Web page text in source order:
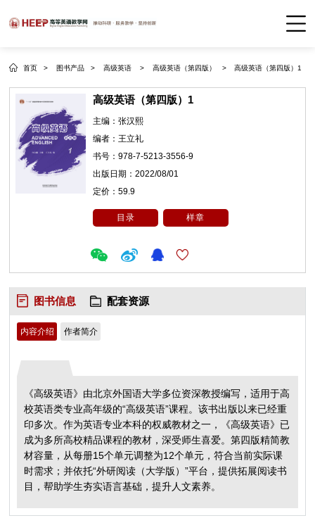
首页 > 图书产品 > 高级英语 > 高级英语（第四版） > 高级英语（第四版）1
高级英语（第四版）1
主编：张汉熙
编者：王立礼
书号：978-7-5213-3556-9
出版日期：2022/08/01
定价：59.9
目录 样章
图书信息 配套资源
内容介绍 作者简介
《高级英语》由北京外国语大学多位资深教授编写，适用于高
校英语类专业高年级的“高级英语”课程。该书出版以来已经重
印多次。作为英语专业本科的权威教材之一，《高级英语》已
成为多所高校精品课程的教材，深受师生喜爱。第四版精简教
材容量，从每册15个单元调整为12个单元，符合当前实际课
时需求；并依托“外研阅读（大学版）”平台，提供拓展阅读书
目，帮助学生夯实语言基础，提升人文素养。